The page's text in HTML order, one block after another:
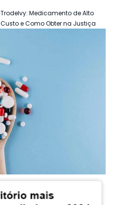
Trodelvy: Medicamento de Alto
Custo e Como Obter na Justiça